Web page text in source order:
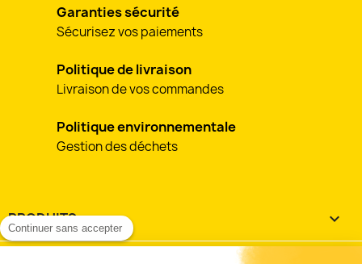
Garanties sécurité
Sécurisez vos paiements
Politique de livraison
Livraison de vos commandes
Politique environnementale
Gestion des déchets
PRODUITS 
Continuer sans accepter